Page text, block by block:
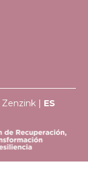
Zenzink | ES